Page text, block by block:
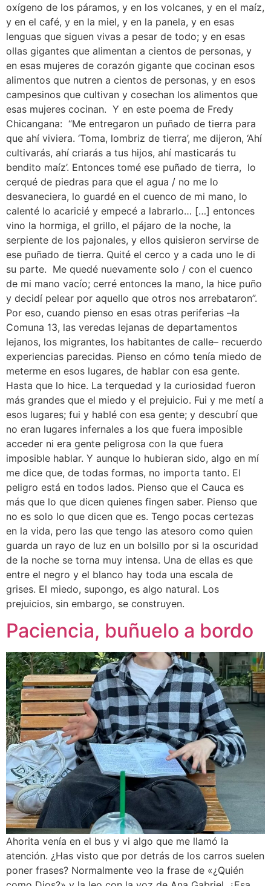
oxígeno de los páramos, y en los volcanes, y en el maíz,
y en el café, y en la miel, y en la panela, y en esas
lenguas que siguen vivas a pesar de todo; y en esas
ollas gigantes que alimentan a cientos de personas, y
en esas mujeres de corazón gigante que cocinan esos
alimentos que nutren a cientos de personas, y en esos
campesinos que cultivan y cosechan los alimentos que
esas mujeres cocinan. Y en este poema de Fredy
Chicangana: “Me entregaron un puñado de tierra para
que ahí viviera. ‘Toma, lombriz de tierra’, me dijeron, ‘Ahí
cultivarás, ahí criarás a tus hijos, ahí masticarás tu
bendito maíz’. Entonces tomé ese puñado de tierra, lo
cerqué de piedras para que el agua / no me lo
desvaneciera, lo guardé en el cuenco de mi mano, lo
calenté lo acaricié y empecé a labrarlo… […] entonces
vino la hormiga, el grillo, el pájaro de la noche, la
serpiente de los pajonales, y ellos quisieron servirse de
ese puñado de tierra. Quité el cerco y a cada uno le di
su parte. Me quedé nuevamente solo / con el cuenco
de mi mano vacío; cerré entonces la mano, la hice puño
y decidí pelear por aquello que otros nos arrebataron”.
Por eso, cuando pienso en esas otras periferias –la
Comuna 13, las veredas lejanas de departamentos
lejanos, los migrantes, los habitantes de calle– recuerdo
experiencias parecidas. Pienso en cómo tenía miedo de
meterme en esos lugares, de hablar con esa gente.
Hasta que lo hice. La terquedad y la curiosidad fueron
más grandes que el miedo y el prejuicio. Fui y me metí a
esos lugares; fui y hablé con esa gente; y descubrí que
no eran lugares infernales a los que fuera imposible
acceder ni era gente peligrosa con la que fuera
imposible hablar. Y aunque lo hubieran sido, algo en mí
me dice que, de todas formas, no importa tanto. El
peligro está en todos lados. Pienso que el Cauca es
más que lo que dicen quienes fingen saber. Pienso que
no es solo lo que dicen que es. Tengo pocas certezas
en la vida, pero las que tengo las atesoro como quien
guarda un rayo de luz en un bolsillo por si la oscuridad
de la noche se torna muy intensa. Una de ellas es que
entre el negro y el blanco hay toda una escala de
grises. El miedo, supongo, es algo natural. Los
prejuicios, sin embargo, se construyen.
Paciencia, buñuelo a bordo
Ahorita venía en el bus y vi algo que me llamó la
atención. ¿Has visto que por detrás de los carros suelen
poner frases? Normalmente veo la frase de «¿Quién